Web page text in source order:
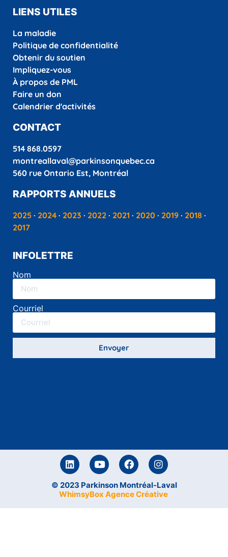
LIENS UTILES
La maladie
Politique de confidentialité
Obtenir du soutien
Impliquez-vous
À propos de PML
Faire un don
Calendrier d'activités
CONTACT
514 868.0597
montreallaval@parkinsonquebec.ca
560 rue Ontario Est, Montréal
RAPPORTS ANNUELS
2025 · 2024 · 2023 · 2022 · 2021 · 2020 · 2019 · 2018 ·
2017
INFOLETTRE
Nom
Courriel
Envoyer
© 2023 Parkinson Montréal-Laval
WhimsyBox Agence Créative